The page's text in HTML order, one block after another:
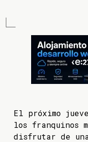
El próximo
los franquinos
disfrutar de